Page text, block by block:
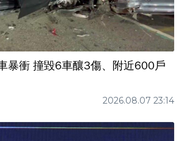
暴衝 撞毀6車釀3傷、附近600戶
2026.08.07 23:14